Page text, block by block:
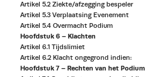
Artikel 5.2 Ziekte/afzegging bespeler
Artikel 5.3 Verplaatsing Evenement
Artikel 5.4 Overmacht Podium
Hoofdstuk 6 – Klachten
Artikel 6.1 Tijdslimiet
Artikel 6.2 Klacht ongegrond indien:
Hoofdstuk 7 – Rechten van het Podium